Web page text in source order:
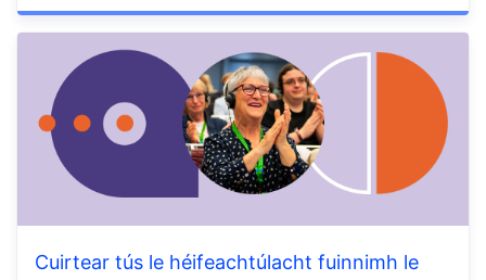
Cuirtear tús le héifeachtúlacht fuinnimh le